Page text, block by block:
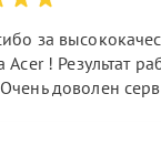
за
Acer ! Результат
доволен